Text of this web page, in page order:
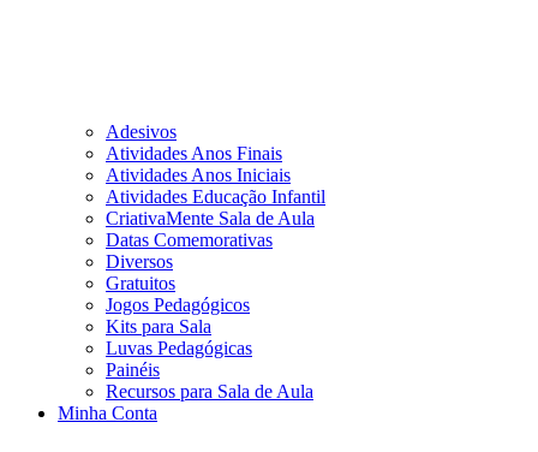
Adesivos
Atividades Anos Finais
Atividades Anos Iniciais
Atividades Educação Infantil
CriativaMente Sala de Aula
Datas Comemorativas
Diversos
Gratuitos
Jogos Pedagógicos
Kits para Sala
Luvas Pedagógicas
Painéis
Recursos para Sala de Aula
Minha Conta